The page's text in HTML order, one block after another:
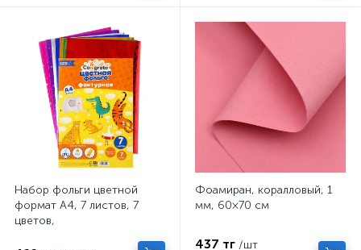
Набор фольги цветной
формат А4, 7 листов, 7
цветов,
Фоамиран, коралловый, 1
мм, 60×70 см
437 тг /шт